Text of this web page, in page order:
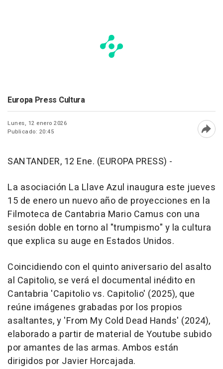
Europa Press Cultura
Lunes, 12 enero 2026
Publicado: 20:45
SANTANDER, 12 Ene. (EUROPA PRESS) -
La asociación La Llave Azul inaugura este jueves
15 de enero un nuevo año de proyecciones en la
Filmoteca de Cantabria Mario Camus con una
sesión doble en torno al "trumpismo" y la cultura
que explica su auge en Estados Unidos.
Coincidiendo con el quinto aniversario del asalto
al Capitolio, se verá el documental inédito en
Cantabria 'Capitolio vs. Capitolio' (2025), que
reúne imágenes grabadas por los propios
asaltantes, y 'From My Cold Dead Hands' (2024),
elaborado a partir de material de Youtube subido
por amantes de las armas. Ambos están
dirigidos por Javier Horcajada.